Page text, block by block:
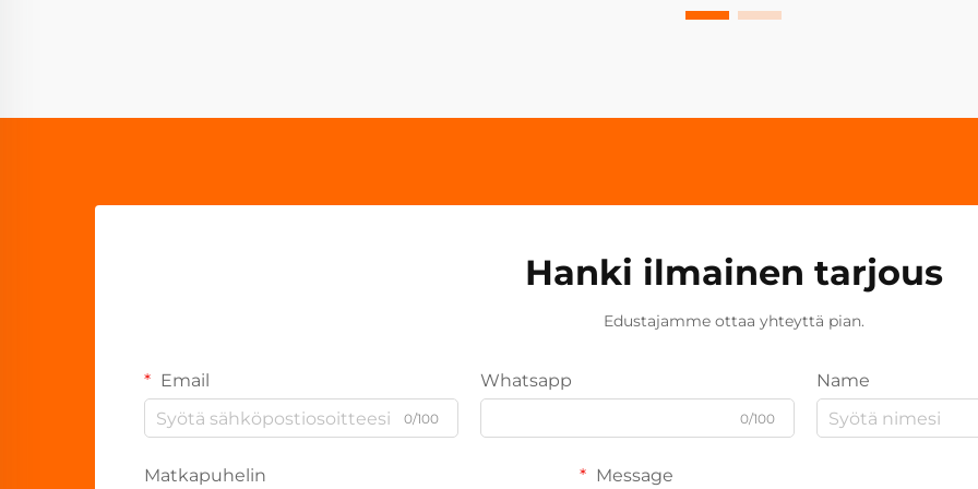
Hanki ilmainen tarjous
Edustajamme ottaa yhteyttä pian.
Email
0/100
Whatsapp
0/100
Name
Matkapuhelin Message